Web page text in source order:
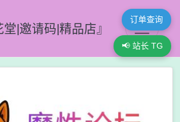
堂|邀请码|精品店』
订单查询
📢 站长 TG